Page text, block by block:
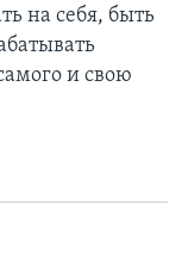
на себя, быть
и свою